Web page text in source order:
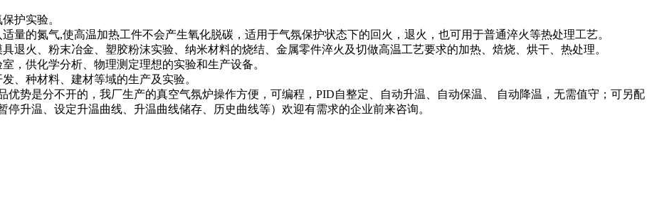
护实验。
的氮气,使高温加热工件不会产生氧化脱碳，适用于气氛保护状态下的回火，退火，也可用于普通淬火等热处理工艺。
火、粉末冶金、塑胶粉沫实验、纳米材料的烧结、金属零件淬火及切做高温工艺要求的加热、焙烧、烘干、热处理。
供化学分析、物理测定理想的实验和生产设备。
种材料、建材等域的生产及实验。
是分不开的，我厂生产的真空气氛炉操作方便，可编程，PID自整定、自动升温、自动保温、 自动降温，无需值守；可另配
升温、设定升温曲线、升温曲线储存、历史曲线等）欢迎有需求的企业前来咨询。